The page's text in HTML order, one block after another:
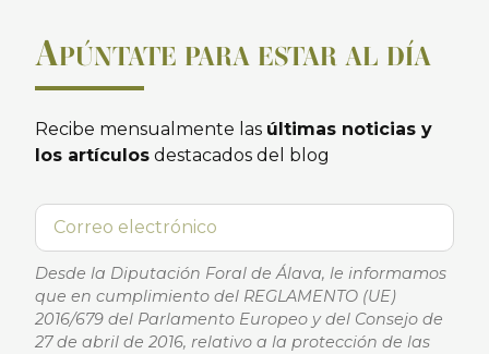
APÚNTATE PARA ESTAR AL DÍA
Recibe mensualmente las últimas noticias y
los artículos destacados del blog
Desde la Diputación Foral de Álava, le informamos
que en cumplimiento del REGLAMENTO (UE)
2016/679 del Parlamento Europeo y del Consejo de
27 de abril de 2016, relativo a la protección de las